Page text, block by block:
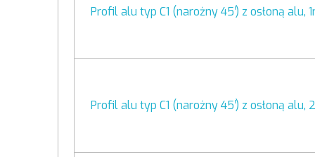
Profil alu typ C1 (narożny 45′) z osłoną alu,
Profil alu typ C1 (narożny 45′) z osłoną alu,